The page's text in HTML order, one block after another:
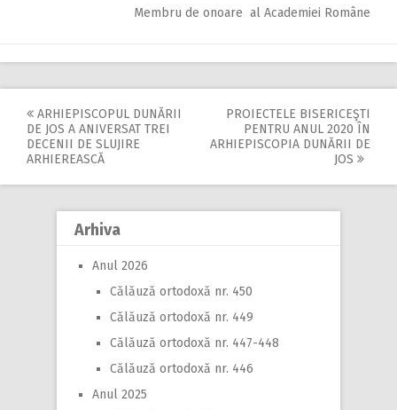
Membru de onoare al Academiei Române
Post
navigation
ARHIEPISCOPUL DUNĂRII
DE JOS A ANIVERSAT TREI
DECENII DE SLUJIRE
ARHIEREASCĂ
PROIECTELE BISERICEŞTI
PENTRU ANUL 2020 ÎN
ARHIEPISCOPIA DUNĂRII DE
JOS
Arhiva
Anul 2026
Călăuză ortodoxă nr. 450
Călăuză ortodoxă nr. 449
Călăuză ortodoxă nr. 447-448
Călăuză ortodoxă nr. 446
Anul 2025